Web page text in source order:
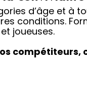
d’âge et à
conditions.
joueuses.